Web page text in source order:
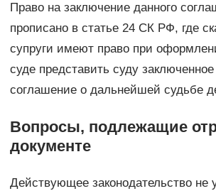
Право на заключение данного
прописано в статье 24 СК РФ, где
супруги имеют право при
суде представить суду
соглашение о дальнейшей судьбе
Вопросы, подлежащие
документе
Действующее законодательство не